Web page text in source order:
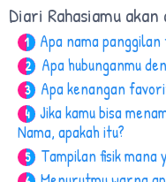
Diari Rahasiamu
1 Apa nama
2 Apa hubunganmu
3 Apa kenangan
4
Jika kamu bisa
Nama, apakah itu?
5 Tampilan fisik mana